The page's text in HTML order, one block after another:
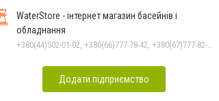
WaterStore - інтернет магазин басейнів і
обладнання
+380(44)502-01-02, +380(66)777-78-42, +380(67)777-82-19, +380(67)890-80-80, +380(73)890-80-80, +380(44)502-01-03
Додати підприємство